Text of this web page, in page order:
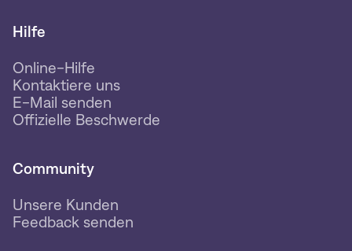
Hilfe
Online-Hilfe
Kontaktiere uns
E-Mail senden
Offizielle Beschwerde
Community
Unsere Kunden
Feedback senden